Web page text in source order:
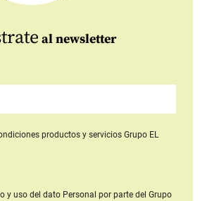
al newsletter
productos y serviciosGrupo EL
y uso del dato Personal por parte del Grupo